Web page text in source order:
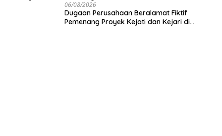
06/08/2026
Dugaan Perusahaan Beralamat Fiktif
Pemenang Proyek Kejati dan Kejari di